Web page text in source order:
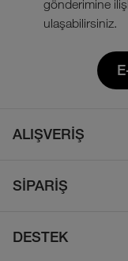
gönderimine
ulaşabilirsiniz.
ALIŞVERİŞ
Çocuk
SİPARİŞ
DESTEK